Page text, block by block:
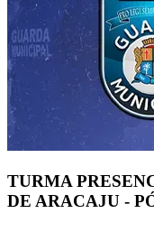
TURMA
DE ARACAJU -